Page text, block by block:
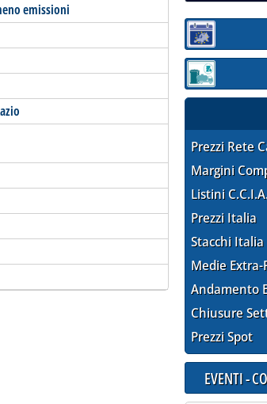
emissioni
Sezione:
Sezione:
Prezzi Rete
Margini
Listini
Prezzi Italia
Stacchi Italia
Medie Extra-
Andamento
Chiusure
Prezzi Spot
EVENTI -